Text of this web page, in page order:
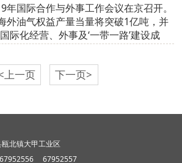
年国际合作与外事工作会议在京召开。
外油气权益产量当量将突破1亿吨，并
际化经营、外事及‘一带一路’建设成
上一页 下一页>
北镇大甲工业区
67952556 67952557